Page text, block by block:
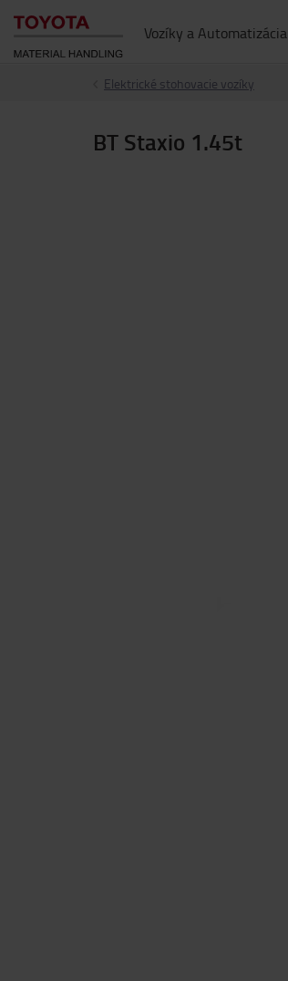
Vozíky a Automatizácia
Elektrické stohovacie vozíky
BT Staxio 1.45t